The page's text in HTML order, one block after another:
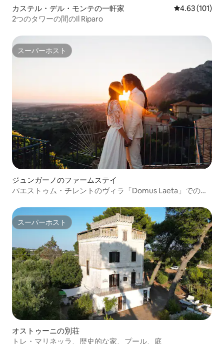
カステル・デル・モンテの一軒家 レビュー101
4.63 (101)
2つのタワーの間のIl Riparo
スーパーホスト
スーパーホスト
ジュンガーノのファームステイ
パエストゥム・チレントのヴィラ「Domus Laeta」での結
スーパーホスト
スーパーホスト
オストゥーニの別荘
トレ・マリネッラ、歴史的な家、プール、庭